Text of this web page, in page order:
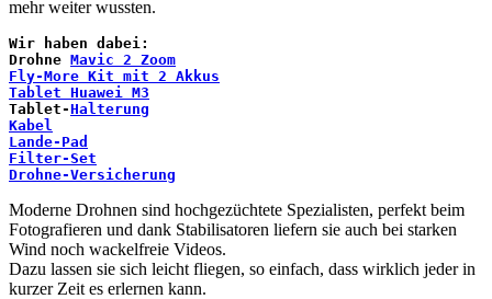
mehr weiter wussten.
Wir haben dabei:
Drohne Mavic 2 Zoom
Fly-More Kit mit 2 Akkus
Tablet Huawei M3
Tablet-Halterung
Kabel
Lande-Pad
Filter-Set
Drohne-Versicherung
Moderne Drohnen sind hochgezüchtete Spezialisten, perfekt beim
Fotografieren und dank Stabilisatoren liefern sie auch bei starken
Wind noch wackelfreie Videos.
Dazu lassen sie sich leicht fliegen, so einfach, dass wirklich jeder in
kurzer Zeit es erlernen kann.